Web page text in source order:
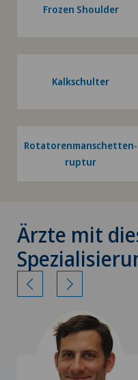
Frozen Shoulder
Kalkschulter
Rotatorenmanschetten-
ruptur
Ärzte mit